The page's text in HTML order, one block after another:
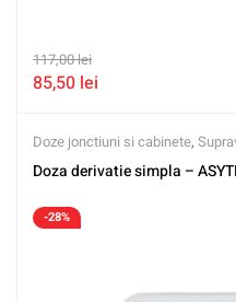
117,00lei
85,50 lei
Doze jonctiuni si cabinete,
Doza derivatie simpla –
-28%